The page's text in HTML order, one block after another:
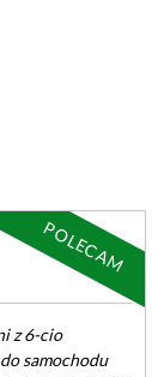
z 6-cio
samochodu
POLECAM